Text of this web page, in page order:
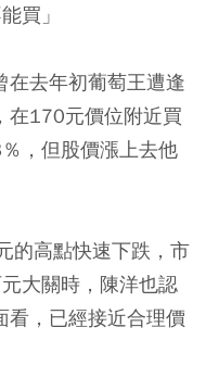
買」
在去年初葡萄王遭逢
在170元價位附近買
，但股價漲上去他
的高點快速下跌，市
大關時，陳洋也認
看，已經接近合理價